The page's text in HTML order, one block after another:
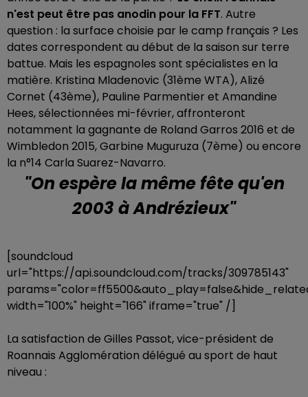
n'est peut être pas anodin pour la FFT. Autre
question : la surface choisie par le camp français ? Les
dates correspondent au début de la saison sur terre
battue. Mais les espagnoles sont spécialistes en la
matière. Kristina Mladenovic (31ème WTA), Alizé
Cornet (43ème), Pauline Parmentier et Amandine
Hees, sélectionnées mi-février, affronteront
notamment la gagnante de Roland Garros 2016 et de
Wimbledon 2015, Garbine Muguruza (7ème) ou encore
la n°14 Carla Suarez-Navarro.
"On espère la même fête qu'en
2003 à Andrézieux"
[soundcloud
url="https://api.soundcloud.com/tracks/309785143"
width="100%" height="166" iframe="true" /]
La satisfaction de Gilles Passot, vice-président de
Roannais Agglomération délégué au sport de haut
niveau :